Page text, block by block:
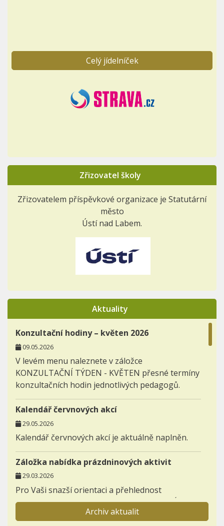
Celý jídelníček
Zřizovatel školy
Zřizovatelem příspěvkové organizace je Statutární
město
Ústí nad Labem.
Aktuality
Konzultační hodiny – květen 2026
09.05.2026
V levém menu naleznete v záložce
KONZULTAČNÍ TÝDEN - KVĚTEN přesné termíny
konzultačních hodin jednotlivých pedagogů.
Kalendář červnových akcí
29.05.2026
Kalendář červnových akcí je aktuálně naplněn.
Záložka nabídka prázdninových aktivit
29.03.2026
Pro Vaši snazší orientaci a přehlednost
zakládáme novou záložku AKTIVITY - NABÍDKA
PRÁZDNINOVÝCH AKTIVIT.
Archiv aktualit